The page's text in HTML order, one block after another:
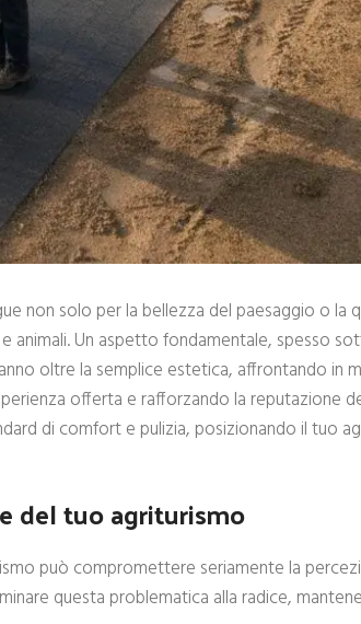
non solo per la bellezza del paesaggio o la
animali. Un aspetto fondamentale, spesso
oltre la semplice estetica, affrontando in
offerta e rafforzando la reputazione
di comfort e pulizia, posizionando il tuo
del tuo agriturismo
può compromettere seriamente la
questa problematica alla radice,